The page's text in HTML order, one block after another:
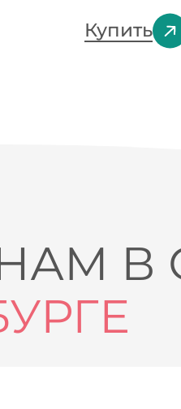
Купить
В